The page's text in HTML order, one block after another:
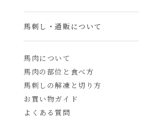
馬刺し・通販について
馬肉について
馬肉の部位と食べ方
馬刺しの解凍と切り方
お買い物ガイド
よくある質問